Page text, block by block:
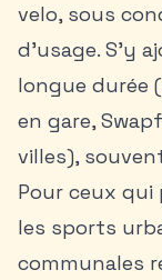
velo, sous
d’usage. S’y
longue durée
en gare,
villes),
Pour ceux qui
les sports
communales